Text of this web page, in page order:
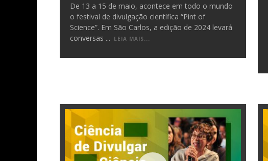
De 13 a 15 de maio, acontece em todo o mundo
o festival de divulgação científica “Pint of
Science”. Em São Carlos, a edição de 2024 levará
conversas ... LEIA MAIS...